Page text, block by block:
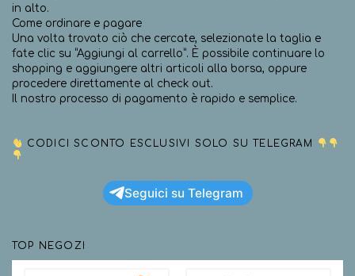
in alto.
Come ordinare e pagare
Una volta trovato ciò che cercate, selezionate la taglia e
fate clic su “Aggiungi al carrello”. È possibile continuare lo
shopping e aggiungere altri articoli alla borsa, oppure
procedere direttamente al check out.
Il nostro processo di pagamento è rapido e semplice.
CODICI SCONTO ESCLUSIVI SOLO SU TELEGRAM
Seguici su Telegram
TOP NEGOZI